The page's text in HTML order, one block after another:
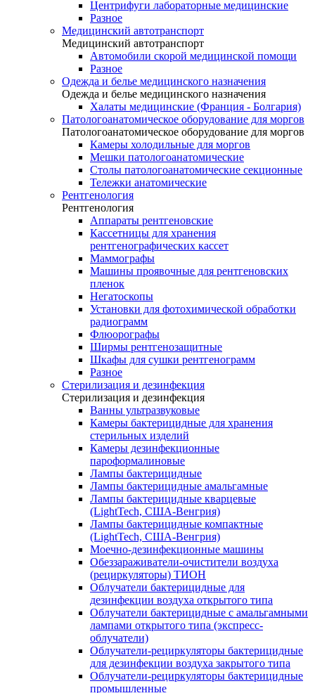
Центрифуги лабораторные медицинские
Разное
Медицинский автотранспорт
Медицинский автотранспорт
Автомобили скорой медицинской помощи
Разное
Одежда и белье медицинского назначения
Одежда и белье медицинского назначения
Халаты медицинские (Франция - Болгария)
Патологоанатомическое оборудование для моргов
Патологоанатомическое оборудование для моргов
Камеры холодильные для моргов
Мешки патологоанатомические
Столы патологоанатомические секционные
Тележки анатомические
Рентгенология
Рентгенология
Аппараты рентгеновские
Кассетницы для хранения
рентгенографических кассет
Маммографы
Машины проявочные для рентгеновских
пленок
Негатоскопы
Установки для фотохимической обработки
радиограмм
Флюорографы
Ширмы рентгенозащитные
Шкафы для сушки рентгенограмм
Разное
Стерилизация и дезинфекция
Стерилизация и дезинфекция
Ванны ультразвуковые
Камеры бактерицидные для хранения
стерильных изделий
Камеры дезинфекционные
пароформалиновые
Лампы бактерицидные
Лампы бактерицидные амальгамные
Лампы бактерицидные кварцевые
(LightTech, США-Венгрия)
Лампы бактерицидные компактные
(LightTech, США-Венгрия)
Моечно-дезинфекционные машины
Обеззараживатели-очистители воздуха
(рециркуляторы) ТИОН
Облучатели бактерицидные для
дезинфекции воздуха открытого типа
Облучатели бактерицидные с амальгамными
лампами открытого типа (экспресс-
облучатели)
Облучатели-рециркуляторы бактерицидные
для дезинфекции воздуха закрытого типа
Облучатели-рециркуляторы бактерицидные
промышленные